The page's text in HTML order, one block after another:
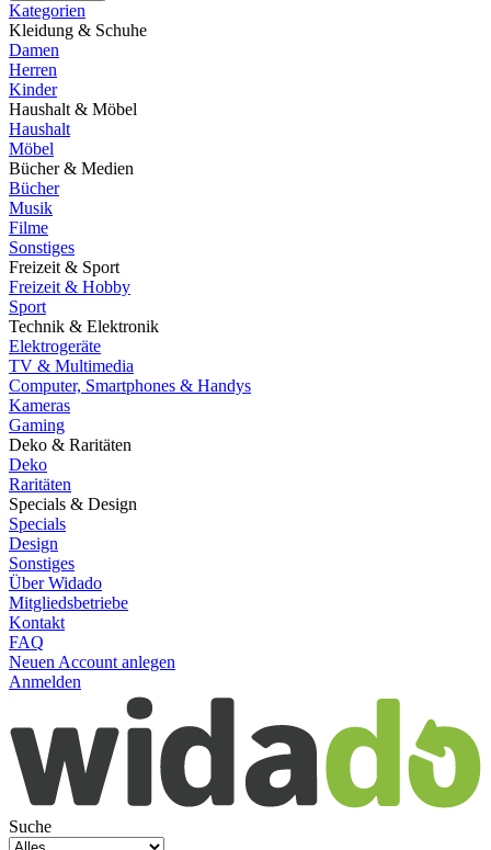
Kategorien
Kleidung & Schuhe
Damen
Herren
Kinder
Haushalt & Möbel
Haushalt
Möbel
Bücher & Medien
Bücher
Musik
Filme
Sonstiges
Freizeit & Sport
Freizeit & Hobby
Sport
Technik & Elektronik
Elektrogeräte
TV & Multimedia
Computer, Smartphones & Handys
Kameras
Gaming
Deko & Raritäten
Deko
Raritäten
Specials & Design
Specials
Design
Sonstiges
Über Widado
Mitgliedsbetriebe
Kontakt
FAQ
Neuen Account anlegen
Anmelden
Suche